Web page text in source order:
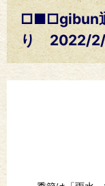
□■□gibun
り 2022/